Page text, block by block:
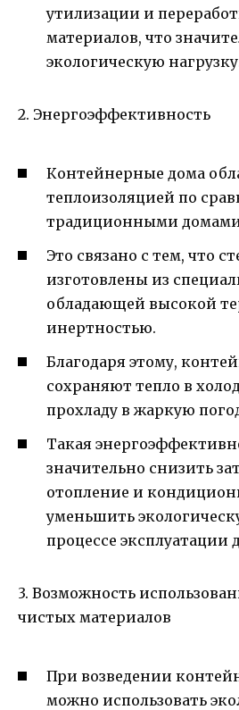
утилизации и
материалов, что
экологическую
2. Энергоэффективность
Контейнерные дома
теплоизоляцией по
традиционными
Это связано с тем, что
изготовлены из
обладающей высокой
инертностью.
Благодаря этому,
сохраняют тепло в
прохладу в жаркую
Такая
значительно снизить
отопление и
уменьшить
процессе эксплуатации
3. Возможность
чистых материалов
При возведении
можно использовать